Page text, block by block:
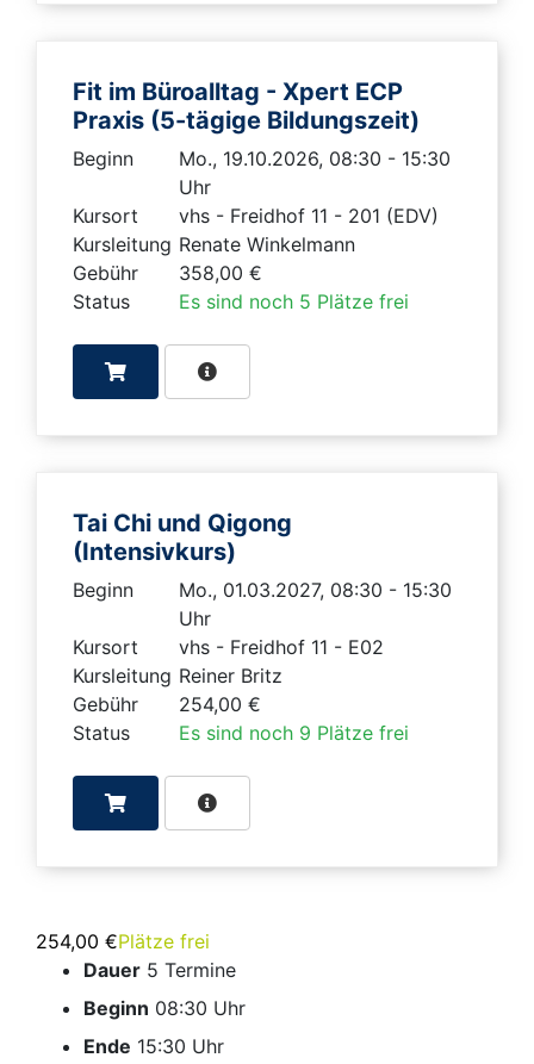
Fit im Büroalltag - Xpert ECP
Praxis (5-tägige Bildungszeit)
Beginn
Mo., 19.10.2026, 08:30 - 15:30
Uhr
Kursort
vhs - Freidhof 11 - 201 (EDV)
Kursleitung Renate Winkelmann
Gebühr
358,00 €
Status
Es sind noch 5 Plätze frei
Tai Chi und Qigong
(Intensivkurs)
Beginn
Mo., 01.03.2027, 08:30 - 15:30
Uhr
Kursort
vhs - Freidhof 11 - E02
Kursleitung Reiner Britz
Gebühr
254,00 €
Status
Es sind noch 9 Plätze frei
254,00 €Plätze frei
Dauer 5 Termine
Beginn 08:30 Uhr
Ende 15:30 Uhr